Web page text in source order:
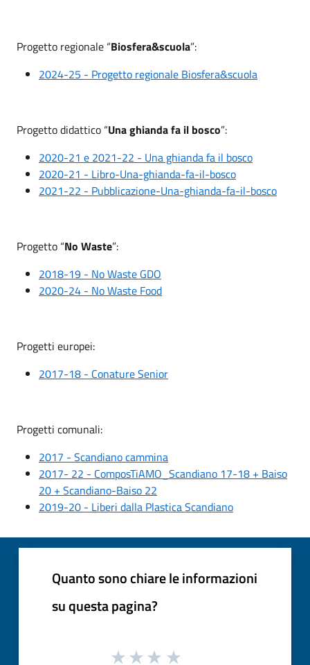
Progetto regionale “Biosfera&scuola”:
2024-25 - Progetto regionale Biosfera&scuola
Progetto didattico “Una ghianda fa il bosco”:
2020-21 e 2021-22 - Una ghianda fa il bosco
2020-21 - Libro-Una-ghianda-fa-il-bosco
2021-22 - Pubblicazione-Una-ghianda-fa-il-bosco
Progetto “No Waste”:
2018-19 - No Waste GDO
2020-24 - No Waste Food
Progetti europei:
2017-18 - Conature Senior
Progetti comunali:
2017 - Scandiano cammina
2017- 22 - ComposTiAMO_Scandiano 17-18 + Baiso
20 + Scandiano-Baiso 22
2019-20 - Liberi dalla Plastica Scandiano
Quanto sono chiare le informazioni
su questa pagina?